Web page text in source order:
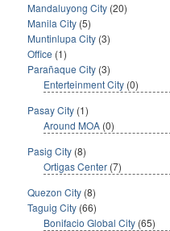
Mandaluyong City (20)
Manila City (5)
Muntinlupa City (3)
Office (1)
Parañaque City (3)
Enterteinment City (0)
Pasay City (1)
Around MOA (0)
Pasig City (8)
Ortigas Center (7)
Quezon City (8)
Taguig City (66)
Bonifacio Global City (65)